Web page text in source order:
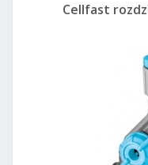
Cellfast